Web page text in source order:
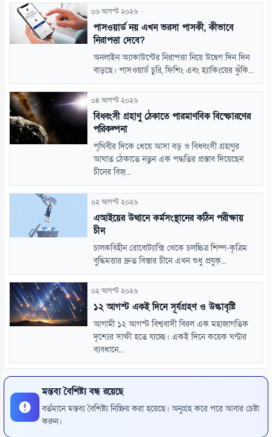
০৬ আগস্ট ২০২৬
পাসওয়ার্ড নয় এখন ভরসা পাসকী, কীভাবে
নিরাপত্তা দেবে?
অনলাইন অ্যাকাউন্টের নিরাপত্তা নিয়ে উদ্বেগ দিন দিন
বাড়ছে। পাসওয়ার্ড চুরি, ফিশিং এবং হ্যাকিংয়ের ঝুঁকি...
০৪ আগস্ট ২০২৬
বিধ্বংসী গ্রহাণু ঠেকাতে পারমাণবিক বিস্ফোরণের
পরিকল্পনা
পৃথিবীর দিকে ধেয়ে আসা বড় ও বিধ্বংসী গ্রহাণুর
আঘাত ঠেকাতে নতুন এক পদ্ধতির প্রস্তাব দিয়েছেন
চীনের বিজ্...
০২ আগস্ট ২০২৬
এআইয়ের উত্থানে কর্মসংস্থানের কঠিন পরীক্ষায়
চীন
চালকবিহীন রোবোট্যাক্সি থেকে চলচ্চিত্র শিল্প-কৃত্রিম
বুদ্ধিমত্তার দ্রুত বিস্তার চীনে এখন শুধু প্রযুক্...
০২ আগস্ট ২০২৬
১২ আগস্ট একই দিনে সূর্যগ্রহণ ও উল্কাবৃষ্টি
আগামী ১২ আগস্ট বিশ্ববাসী বিরল এক মহাজাগতিক
দৃশ্যের সাক্ষী হতে যাচ্ছে। একই দিনে কয়েক ঘণ্টার
ব্যবধানে...
মন্তব্য বৈশিষ্ট্য বন্ধ রয়েছে
বর্তমানে মন্তব্য বৈশিষ্ট্য নিষ্ক্রিয় করা হয়েছে। অনুগ্রহ করে পরে আবার চেষ্টা
করুন।